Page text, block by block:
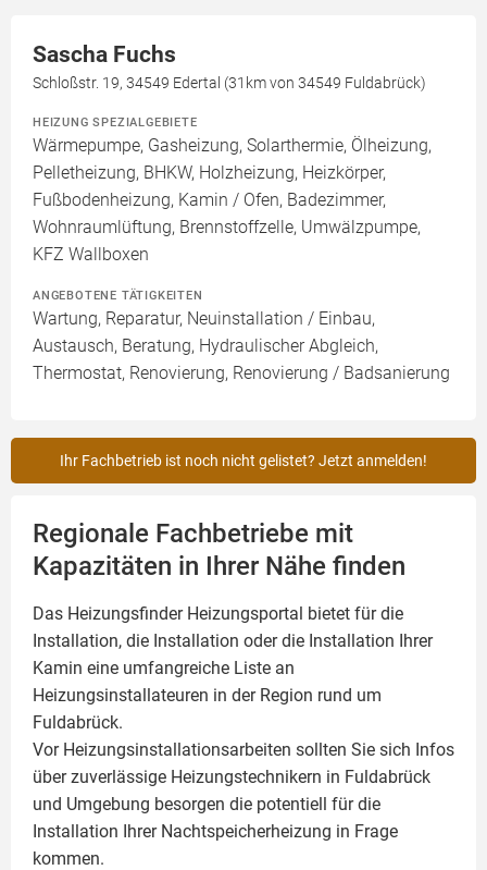
Sascha Fuchs
Schloßstr. 19, 34549 Edertal (31km von 34549 Fuldabrück)
HEIZUNG SPEZIALGEBIETE
Wärmepumpe, Gasheizung, Solarthermie, Ölheizung,
Pelletheizung, BHKW, Holzheizung, Heizkörper,
Fußbodenheizung, Kamin / Ofen, Badezimmer,
Wohnraumlüftung, Brennstoffzelle, Umwälzpumpe,
KFZ Wallboxen
ANGEBOTENE TÄTIGKEITEN
Wartung, Reparatur, Neuinstallation / Einbau,
Austausch, Beratung, Hydraulischer Abgleich,
Thermostat, Renovierung, Renovierung / Badsanierung
Ihr Fachbetrieb ist noch nicht gelistet? Jetzt anmelden!
Regionale Fachbetriebe mit
Kapazitäten in Ihrer Nähe finden
Das Heizungsfinder Heizungsportal bietet für die
Installation, die Installation oder die Installation Ihrer
Kamin eine umfangreiche Liste an
Heizungsinstallateuren in der Region rund um
Fuldabrück.
Vor Heizungsinstallationsarbeiten sollten Sie sich Infos
über zuverlässige Heizungstechnikern in Fuldabrück
und Umgebung besorgen die potentiell für die
Installation Ihrer Nachtspeicherheizung in Frage
kommen.